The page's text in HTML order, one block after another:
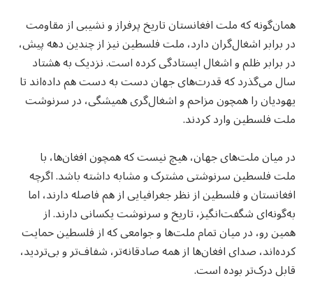
همان‌گونه که ملت افغانستان تاریخ پرفراز و نشیبی از مقاومت
در برابر اشغال‌گران دارد، ملت فلسطین نیز از چندین دهه پیش،
در برابر ظلم و اشغال ایستادگی کرده است. نزدیک به هشتاد
سال می‌گذرد که قدرت‌های جهان دست‌ به‌ دست هم داده‌اند تا
یهودیان را همچون مزاحم و اشغال‌گری همیشگی، در سرنوشت
ملت فلسطین وارد کردند.
در میان ملت‌های جهان، هیچ نیست که همچون افغان‌ها، با
ملت فلسطین سرنوشتی مشترک و مشابه داشته باشد. اگرچه
افغانستان و فلسطین از نظر جغرافیایی از هم فاصله دارند، اما
به‌گونه‌ای شگفت‌انگیز، تاریخ و سرنوشت یکسانی دارند. از
همین رو، در میان تمام ملت‌ها و جوامعی که از فلسطین حمایت
کرده‌اند، صدای افغان‌ها از همه صادقانه‌تر، شفاف‌تر و بی‌تردید،
قابل درک‌تر بوده است.